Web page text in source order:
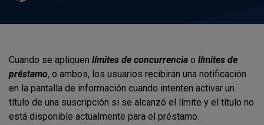
Cuando se apliquen límites de concurrencia o límites de
préstamo, o ambos, los usuarios recibirán una notificación
en la pantalla de información cuando intenten activar un
título de una suscripción si se alcanzó el límite y el título no
está disponible actualmente para el préstamo.